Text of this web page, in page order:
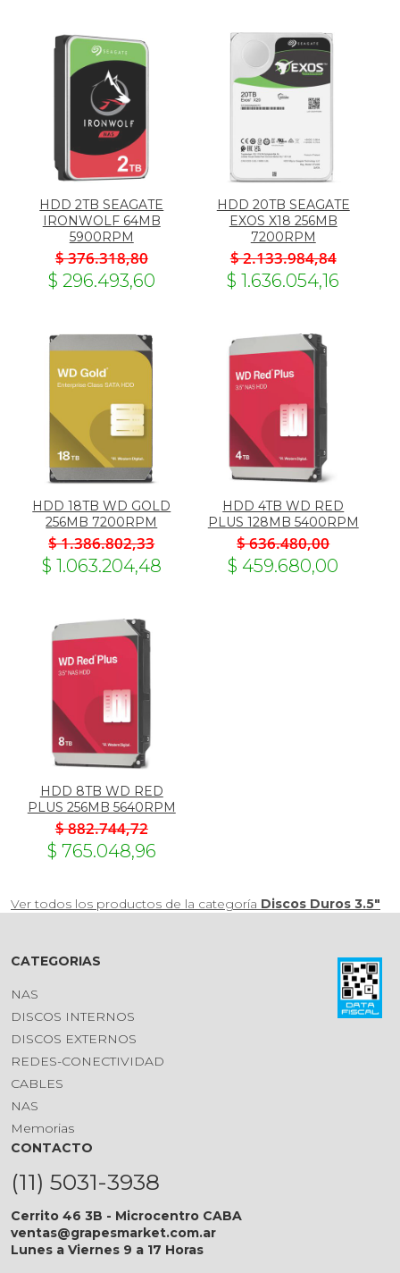
HDD 2TB SEAGATE
IRONWOLF 64MB
5900RPM
$ 376.318,80
$ 296.493,60
HDD 20TB SEAGATE
EXOS X18 256MB
7200RPM
$ 2.133.984,84
$ 1.636.054,16
HDD 18TB WD GOLD
256MB 7200RPM
$ 1.386.802,33
$ 1.063.204,48
HDD 4TB WD RED
PLUS 128MB 5400RPM
$ 636.480,00
$ 459.680,00
HDD 8TB WD RED
PLUS 256MB 5640RPM
$ 882.744,72
$ 765.048,96
Ver todos los productos de la categoría Discos Duros 3.5"
CATEGORIAS
NAS
DISCOS INTERNOS
DISCOS EXTERNOS
REDES-CONECTIVIDAD
CABLES
NAS
Memorias
CONTACTO
(11) 5031-3938
Cerrito 46 3B - Microcentro CABA
ventas@grapesmarket.com.ar
Lunes a Viernes 9 a 17 Horas